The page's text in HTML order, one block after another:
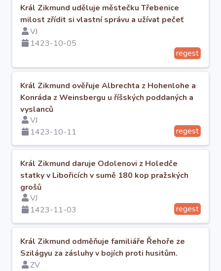
Král Zikmund uděluje městečku Třebenice
milost zřídit si vlastní správu a užívat pečeť
VJ
1423-10-05
regest
Král Zikmund ověřuje Albrechta z Hohenlohe a
Konráda z Weinsbergu u říšských poddaných a
vyslanců
VJ
1423-10-11
regest
Král Zikmund daruje Odolenovi z Holedče
statky v Libořicích v sumě 180 kop pražských
grošů
VJ
1423-11-03
regest
Král Zikmund odměňuje familiáře Řehoře ze
Szilágyu za zásluhy v bojích proti husitům.
ZV